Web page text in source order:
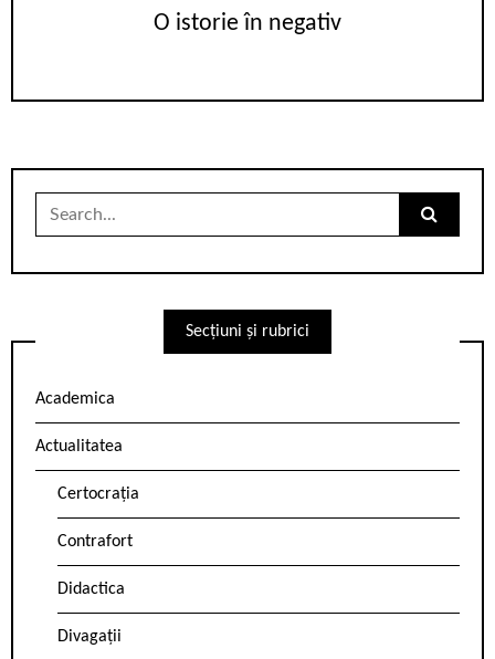
O istorie în negativ
Search
Secțiuni și rubrici
Academica
Actualitatea
Certocrația
Contrafort
Didactica
Divagații